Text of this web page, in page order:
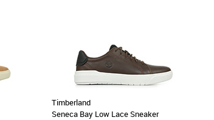
Timberland
Seneca Bay Low Lace Sneaker